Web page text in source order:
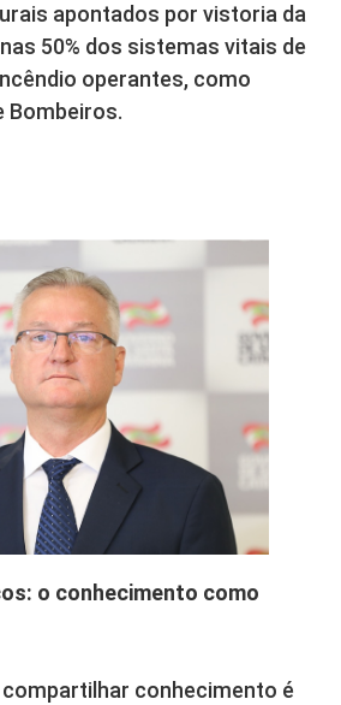
apontados por vistoria da
50% dos sistemas vitais de
operantes, como
Bombeiros.
o conhecimento como
compartilhar conhecimento é